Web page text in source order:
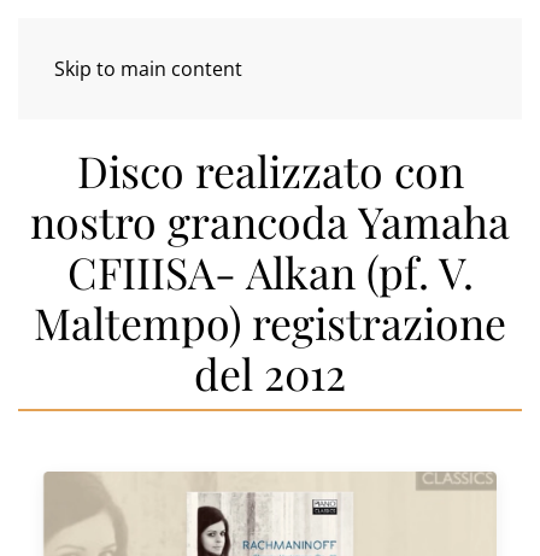
Skip to main content
Disco realizzato con
nostro grancoda Yamaha
CFIIISA- Alkan (pf. V.
Maltempo) registrazione
del 2012